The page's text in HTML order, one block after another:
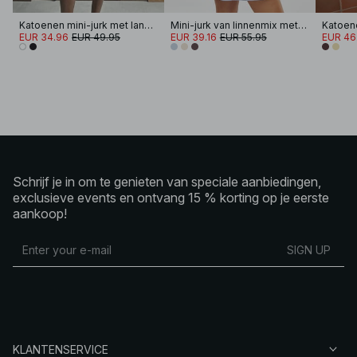
Katoenen mini-jurk met lange mouwen en plooitjes
EUR 34.96 EUR 49.95
Mini-jurk van linnenmix met open rug
EUR 39.16 EUR 55.95 EUR
Schrijf je in om te genieten van speciale aanbiedingen,
exclusieve events en ontvang 15 % korting op je eerste
aankoop!
SIGN UP
KLANTENSERVICE